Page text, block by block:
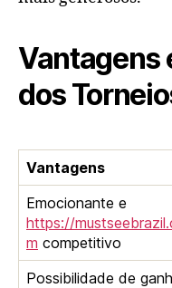
Vantagens
dos
Vantagens
Emocionante e
https://
m competitivo
Possibilidade de